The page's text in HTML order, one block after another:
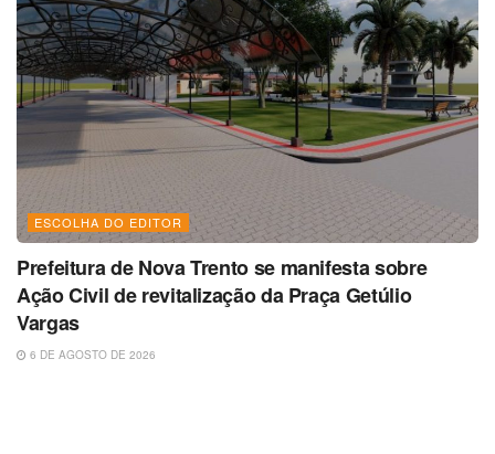
ESCOLHA DO EDITOR
Prefeitura de Nova Trento se manifesta sobre
Ação Civil de revitalização da Praça Getúlio
Vargas
6 DE AGOSTO DE 2026